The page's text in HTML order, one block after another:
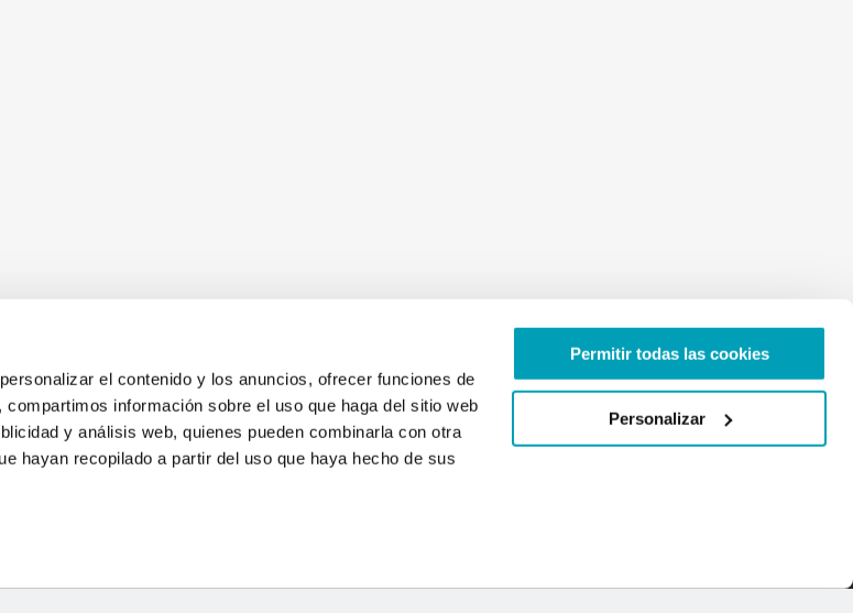
el contenido y los anuncios, ofrecer funciones de
información sobre el uso que haga del sitio web
y análisis web, quienes pueden combinarla con otra
hayan recopilado a partir del uso que haya hecho de sus
Permitir todas las cookies
Personalizar